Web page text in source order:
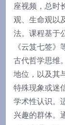
座视频，总时
观、生命观以
法。课程基于
《云笈七签
古代哲学思维
地位，以及其
特殊现象或迷
学术性认识。
兴趣的群体。